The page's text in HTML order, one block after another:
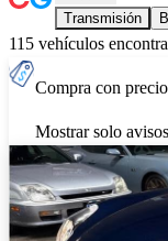
Transmisión
115 vehículos
Compra con
Mostrar solo